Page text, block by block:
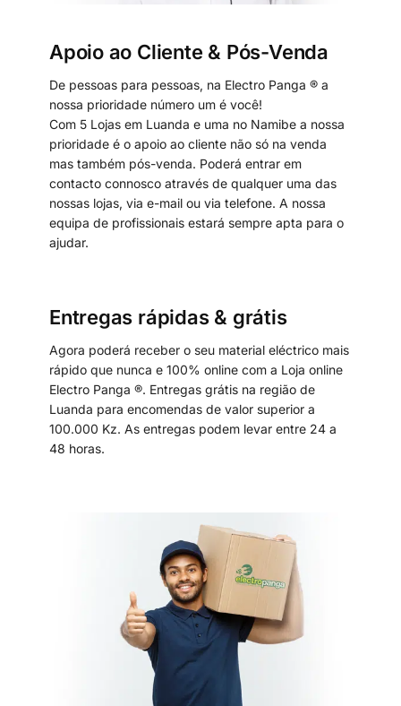
Apoio ao Cliente & Pós-Venda
De pessoas para pessoas, na Electro Panga ® a
nossa prioridade número um é você!
Com 5 Lojas em Luanda e uma no Namibe a nossa
prioridade é o apoio ao cliente não só na venda
mas também pós-venda. Poderá entrar em
contacto connosco através de qualquer uma das
nossas lojas, via e-mail ou via telefone. A nossa
equipa de profissionais estará sempre apta para o
ajudar.
Entregas rápidas & grátis
Agora poderá receber o seu material eléctrico mais
rápido que nunca e 100% online com a Loja online
Electro Panga ®. Entregas grátis na região de
Luanda para encomendas de valor superior a
100.000 Kz. As entregas podem levar entre 24 a
48 horas.